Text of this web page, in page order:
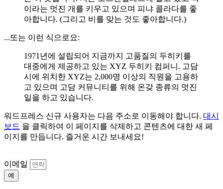
이라는 멋진 개를 키우고 있으며 피냐 콜라다를 좋
아합니다. (그리고 비를 맞는 것도 좋아합니다.)
...또는 이런 식으로요:
1971년에 설립되어 지금까지 고품질의 두히키를
대중에게 제공하고 있는 XYZ 두히키 컴퍼니. 고담
시에 위치한 XYZ는 2,000명 이상의 직원을 고용하
고 있으며 고담 커뮤니티를 위해 온갖 종류의 멋진
일을 하고 있습니다.
워드프레스 신규 사용자는 다음 주소로 이동해야 합니다. 대시
보드 을 클릭하여 이 페이지를 삭제하고 콘텐츠에 대한 새 페
이지를 만듭니다. 즐거운 시간 보내세요!
이메일
예